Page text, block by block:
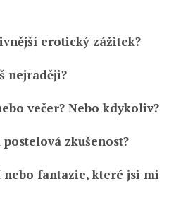
erotický zážitek?
nejraději?
večer? Nebo kdykoliv?
zkušenost?
nebo fantazie, které jsi mi